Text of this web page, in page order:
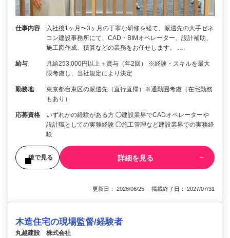
仕事内容
入社後1ヶ月〜3ヶ月の丁寧な研修を経て、派遣先の大手ゼネ
コン建設事務所にて、CAD・BIMオペレーター、設計補助、
施工図作成、積算などの業務をお任せします。 …
給与
月給253,000円以上＋賞与（年2回） ※経験・スキルを最大
限考慮し、当社規定により決定
勤務地
東京都台東区の派遣先（直行直帰）※通勤圏考慮（在宅勤務
もあり）
応募資格
いずれかの経験がある方 ◯建設業界でCADオペレーターや
設計職としての実務経験 ◯施工管理など建設業界での実務経
験
後で見る 詳細を見る
更新日： 2026/06/25 掲載終了日： 2027/07/31
木造住宅の現場監督/経験者
丸越建設 株式会社